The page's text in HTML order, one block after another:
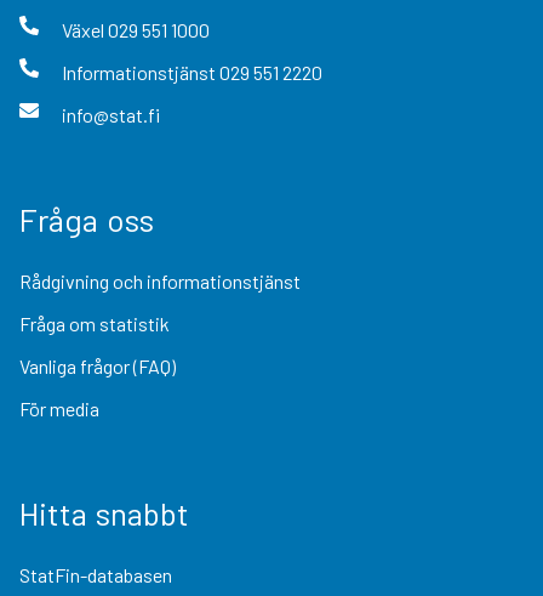
Växel 029 551 1000
Informationstjänst 029 551 2220
info@stat.fi
Fråga oss
Rådgivning och informationstjänst
Fråga om statistik
Vanliga frågor (FAQ)
För media
Hitta snabbt
StatFin-databasen